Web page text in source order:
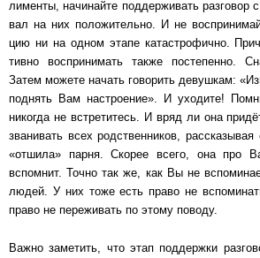
ли­мен­ты, на­чи­най­те под­дер­жи­вать раз­го­вор
вал на них по­ло­жи­тель­но. И не
цию ни на одном этапе ка­тас­т­ро­фич­но.
тив­но вос­при­ни­мать также пос­те­пен­но.
Затем можете на­чать го­во­рить де­вуш­кам:
под­нять Вам нас­тро­е­ние». И ухо­ди­те!
никогда не встре­ти­тесь. И вряд ли она
зва­ни­вать всех род­с­т­вен­ни­ков,
«от­ши­ла» парня. Ско­рее всего, она про
вспом­нит. Точно так же, как Вы не
людей. У них тоже есть право не
право не пе­ре­жи­вать по это­му по­во­ду.
Важно заметить, что этап поддержки